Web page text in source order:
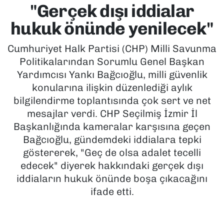
"Gerçek dışı iddialar
hukuk önünde yenilecek"
Cumhuriyet Halk Partisi (CHP) Milli Savunma
Politikalarından Sorumlu Genel Başkan
Yardımcısı Yankı Bağcıoğlu, milli güvenlik
konularına ilişkin düzenlediği aylık
bilgilendirme toplantısında çok sert ve net
mesajlar verdi. CHP Seçilmiş İzmir İl
Başkanlığında kameralar karşısına geçen
Bağcıoğlu, gündemdeki iddialara tepki
göstererek, "Geç de olsa adalet tecelli
edecek" diyerek hakkındaki gerçek dışı
iddiaların hukuk önünde boşa çıkacağını
ifade etti.
EKONOMİ
KÜLTÜR SANAT
MAGAZİN
POLİTİKA
SAĞLIK
SPOR
TEKNOLOJİ
Tüm Manşetler
Son Dakika Haberleri
Haber Arşivi